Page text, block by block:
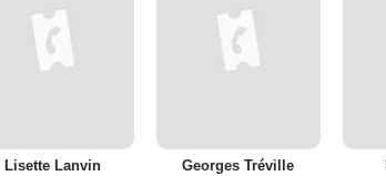
Lisette Lanvin Georges Tréville